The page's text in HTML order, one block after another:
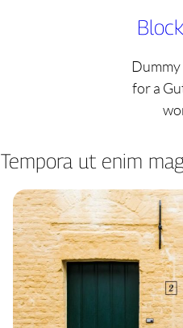
for a
Tempora ut enim